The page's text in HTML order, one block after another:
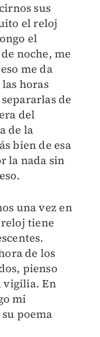
sus
el reloj
el
noche, me
me da
horas
de
del
de la
bien de esa
la nada sin
una vez en
tiene
de los
pienso
vigilia. En
mi
poema